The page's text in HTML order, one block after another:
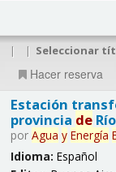
| | Seleccionar
Hacer reserva
Estación
provincia de
por Agua y Energía
Idioma: Español